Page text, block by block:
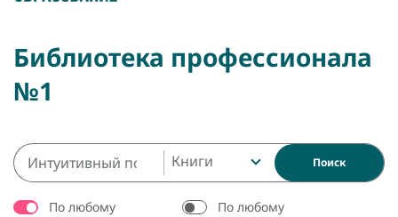
Библиотека профессионала
№1
Книги Поиск
По любому
По любому